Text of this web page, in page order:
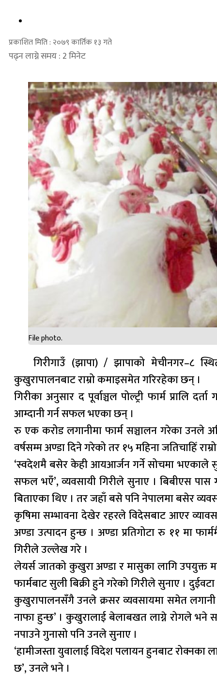
प्रकाशित मिति : २०७९ कार्तिक १३ गते
पढ्न लाग्ने समय : 2 मिनेट
File photo.
गिरीगाउँ (झापा) / झापाको मेचीनगर–८
कुखुरापालनबाट राम्रो कमाइसमेत गरिरहेका छन् ।
गिरीका अनुसार द पूर्वाञ्चल पोल्ट्री फार्म प्रालि
आम्दानी गर्न सफल भएका छन् ।
रु एक करोड लगानीमा फार्म सञ्चालन गरेका
वर्षसम्म अण्डा दिने गरेको तर १५ महिना जतिचाहिँ
‘स्वदेशमै बसेर केही आयआर्जन गर्ने सोचमा भएकाले
सफल भएँ’, व्यवसायी गिरीले सुनाए । बिबीएस पास
बिताएका थिए । तर जहाँ बसे पनि नेपालमा बसेर
कृषिमा सम्भावना देखेर रहरले विदेसबाट आएर
अण्डा उत्पादन हुन्छ । अण्डा प्रतिगोटा रु ११ मा
गिरीले उल्लेख गरे ।
लेयर्स जातको कुखुरा अण्डा र मासुका लागि उपयुक्त
फार्मबाट सुली बिक्री हुने गरेको गिरीले सुनाए ।
कुखुरापालनसँगै उनले क्रसर व्यवसायमा समेत लगानी
नाफा हुन्छ’ । कुखुरालाई बेलाबखत लाग्ने रोगले भने
नपाउने गुनासो पनि उनले सुनाए ।
‘हामीजस्ता युवालाई विदेश पलायन हुनबाट
छ’, उनले भने ।